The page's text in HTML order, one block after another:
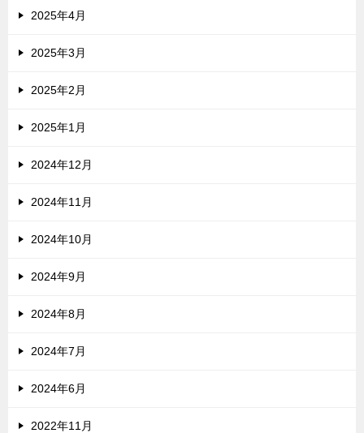
2025年4月
2025年3月
2025年2月
2025年1月
2024年12月
2024年11月
2024年10月
2024年9月
2024年8月
2024年7月
2024年6月
2022年11月